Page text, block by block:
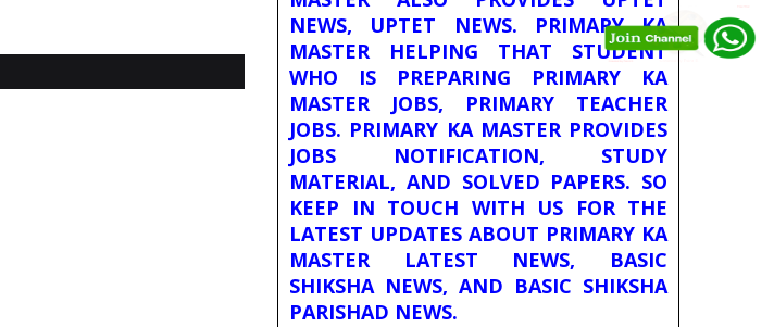
NEWS, UPTET NEWS. PRIMARY KA
MASTER HELPING THAT STUDENT
WHO IS PREPARING PRIMARY KA
MASTER JOBS, PRIMARY TEACHER
JOBS. PRIMARY KA MASTER PROVIDES
JOBS NOTIFICATION, STUDY
MATERIAL, AND SOLVED PAPERS. SO
KEEP IN TOUCH WITH US FOR THE
LATEST UPDATES ABOUT PRIMARY KA
MASTER LATEST NEWS, BASIC
SHIKSHA NEWS, AND BASIC SHIKSHA
PARISHAD NEWS.